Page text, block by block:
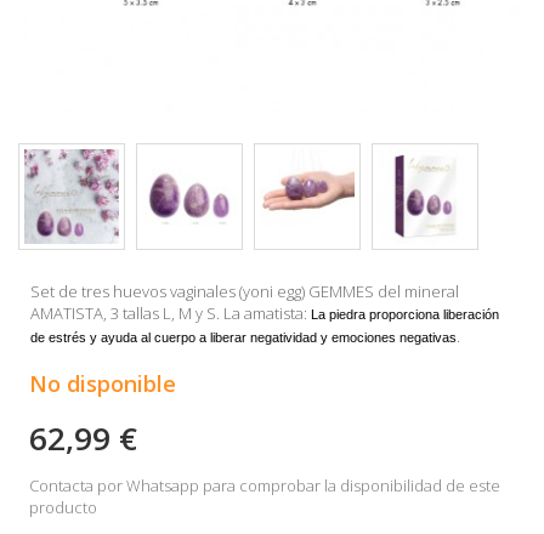
Set de tres huevos vaginales (yoni egg) GEMMES del mineral
AMATISTA, 3 tallas L, M y S. La amatista: La piedra proporciona liberación
de estrés y ayuda al cuerpo a liberar negatividad y emociones negativas.
No disponible
62,99 €
Contacta por Whatsapp para comprobar la disponibilidad de este
producto